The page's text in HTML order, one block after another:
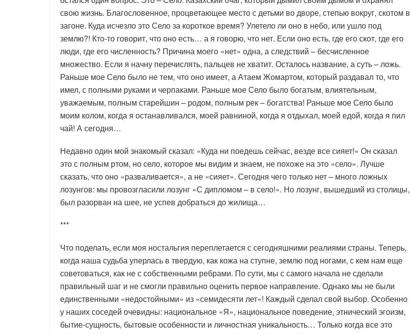
свою жизнь. Благословенное, процветающее место с детьми во дворе, степью вокруг, скотом в
загоне. Куда исчезло это Село за короткое время? Улетело ли оно в небо, или ушло под
землю?! Кто-то говорит, что оно есть… а я говорю, что нет. Если оно есть, где его скот, где его
люди, где его численность? Причина моего «нет» одна, а следствий – бесчисленное
множество. Если я начну перечислять, пальцев не хватит. Осталось название, а суть – ложь.
Раньше мое Село было не тем, что оно имеет, а Атаем Жомартом, который раздавал то, что
имел, с полными руками и черпаками. Раньше мое Село было богатым, влиятельным,
уважаемым, полным старейшин – родом, полным рек – богатства! Раньше мое Село было
моим колом, когда я останавливался, моей равниной, когда я отдыхал, моей едой, когда я пил
чай! А сегодня…
Недавно один мой знакомый сказал: «Куда ни поедешь сейчас, везде все сияет!» Он сказал
это с полным ртом, но село, которое мы видим и знаем, не похоже на это «село». Лучше
сказать, что оно «разваливается», а не «сияет». Сегодня чего только нет – много ложных
лозунгов: мы провозгласили лозунг «С дипломом – в село!». Но лозунг, вышедший из столицы,
был разорван на шее, не успев добраться до жилища…
***
Что поделать, если моя ностальгия переплетается с сегодняшними реалиями страны. Теперь,
когда наша судьба уперлась в твердую, как кожа на ступне, землю под ногами, с кем нам еще
советоваться, как не с собственными ребрами. По сути, мы с самого начала не сделали
правильный шаг и не смогли правильно оценить первое направление. Однако мы не были
единственными «недостойными» из «семидесяти лет»! Каждый сделал свой выбор. Особенно
у наших соседей очевидны: национальное «Я», национальное поведение, этнический эгоизм,
бытие-сущность, бытовые особенности и личностная уникальность… Только когда все это